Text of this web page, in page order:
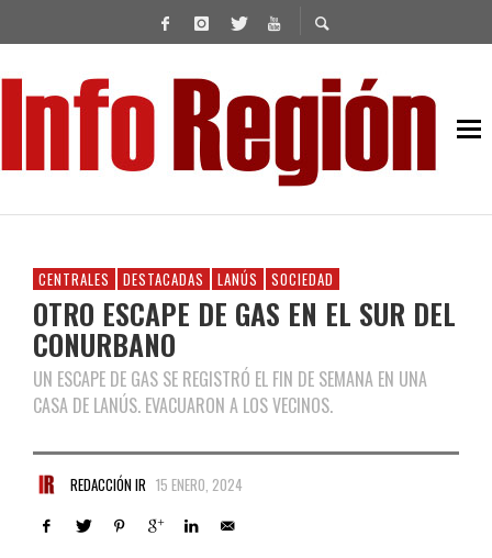
CENTRALES DESTACADAS LANÚS SOCIEDAD
OTRO ESCAPE DE GAS EN EL SUR DEL
CONURBANO
UN ESCAPE DE GAS SE REGISTRÓ EL FIN DE SEMANA EN UNA
CASA DE LANÚS. EVACUARON A LOS VECINOS.
REDACCIÓN IR 15 ENERO, 2024